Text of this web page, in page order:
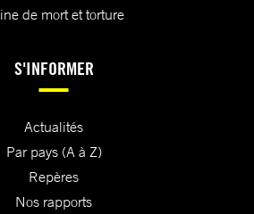
de mort et torture
S'INFORMER
Actualités
Par pays (A à Z)
Repères
Nos rapports